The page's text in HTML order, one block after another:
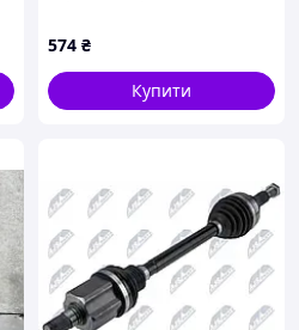
Mitsubishi/Caterpillar
9132803300
574 ₴
Купити